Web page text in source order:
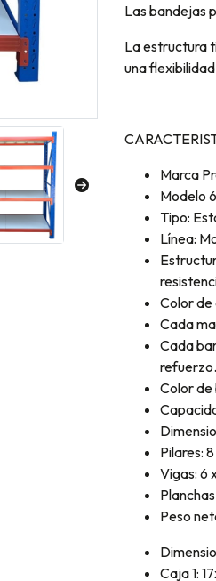
Las bandejas
La estructura
una
Marca
Modelo
Tipo:
Línea:
Color de
Cada
Cada
refuerzo.
Color de
Pilares:
Vigas: 6
Peso
Caja 1: